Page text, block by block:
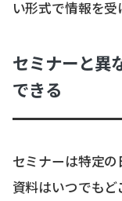
い形式で情報を受
セミナーと異
できる
セミナーは特定の
資料はいつでもど